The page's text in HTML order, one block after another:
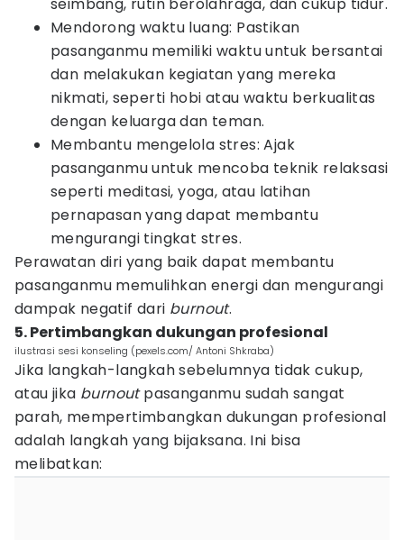
Mendorong waktu luang: Pastikan
pasanganmu memiliki waktu untuk bersantai
dan melakukan kegiatan yang mereka
nikmati, seperti hobi atau waktu berkualitas
dengan keluarga dan teman.
Membantu mengelola stres: Ajak
pasanganmu untuk mencoba teknik relaksasi
seperti meditasi, yoga, atau latihan
pernapasan yang dapat membantu
mengurangi tingkat stres.
Perawatan diri yang baik dapat membantu
pasanganmu memulihkan energi dan mengurangi
dampak negatif dari burnout.
5. Pertimbangkan dukungan profesional
ilustrasi sesi konseling (pexels.com/ Antoni Shkraba)
Jika langkah-langkah sebelumnya tidak cukup,
atau jika burnoutpasanganmu sudah sangat
parah, mempertimbangkan dukungan profesional
adalah langkah yang bijaksana. Ini bisa
melibatkan: